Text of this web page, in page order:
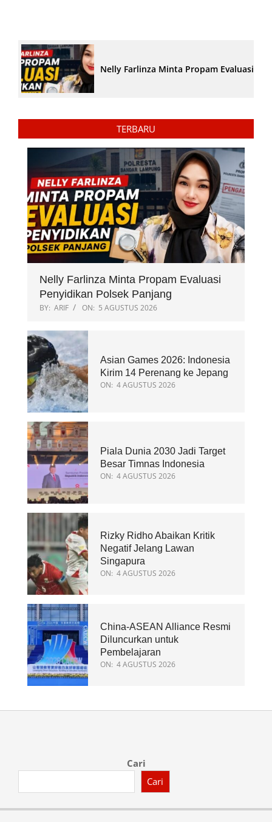
Nelly Farlinza Minta Propam Evaluasi
TERBARU
Nelly Farlinza Minta Propam Evaluasi
Penyidikan Polsek Panjang
BY: ARIF ON: 5 AGUSTUS 2026
Asian Games 2026: Indonesia
Kirim 14 Perenang ke Jepang
ON: 4 AGUSTUS 2026
Piala Dunia 2030 Jadi Target
Besar Timnas Indonesia
ON: 4 AGUSTUS 2026
Rizky Ridho Abaikan Kritik
Negatif Jelang Lawan
Singapura
ON: 4 AGUSTUS 2026
China-ASEAN Alliance Resmi
Diluncurkan untuk
Pembelajaran
ON: 4 AGUSTUS 2026
Cari
Cari